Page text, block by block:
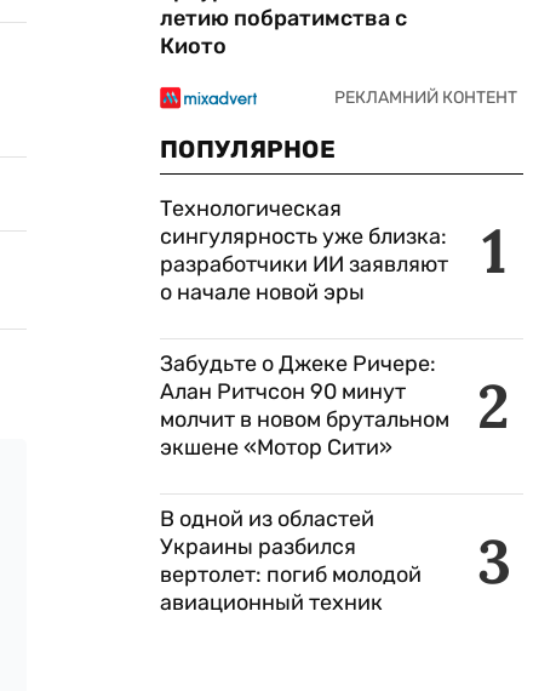
летию побратимства с
Киото
ПОПУЛЯРНОЕ
1
Технологическая
сингулярность уже близка:
разработчики ИИ заявляют
о начале новой эры
2
Забудьте о Джеке Ричере:
Алан Ритчсон 90 минут
молчит в новом брутальном
экшене «Мотор Сити»
3
В одной из областей
Украины разбился
вертолет: погиб молодой
авиационный техник